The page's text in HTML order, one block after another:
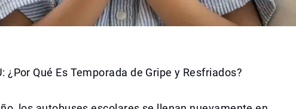
¿Por Qué Es Temporada de Gripe y Resfriados?